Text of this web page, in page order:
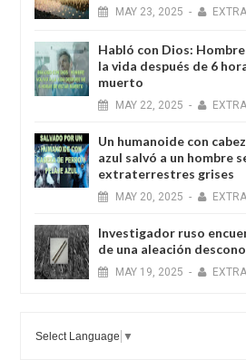
MAY 23, 2025 -
Habló con Dios:
la vida después de 6
muerto
MAY 22, 2025 -
Un humanoide con
azul salvó a un hombre
extraterrestres grises
MAY 20, 2025 -
Investigador ruso
de una aleación
MAY 19, 2025 -
Select Language ▼